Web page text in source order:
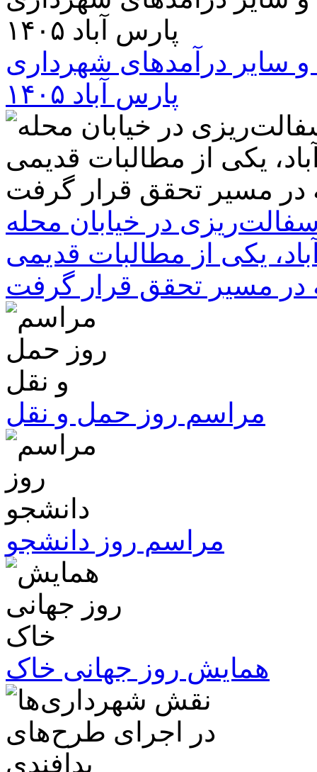
سایر درآمدهای شهرداری
پارس آباد ۱۴۰۵
در خیابان محله
یکی از مطالبات قدیمی
در مسیر تحقق قرار گرفت
مراسم روز حمل و نقل
مراسم روز دانشجو
همایش روز جهانی خاک